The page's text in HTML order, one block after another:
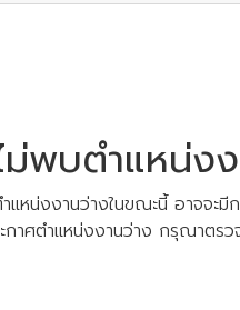
ม่พบตำแหน่ง
แหน่งงานว่างในขณะนี้ อาจจะมี
กาศตำแหน่งงานว่าง กรุณาตร